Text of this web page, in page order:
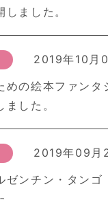
ました。
2019年10月
めの絵本ファンタ
した。
2019年09月
ゼンチン・タンゴ